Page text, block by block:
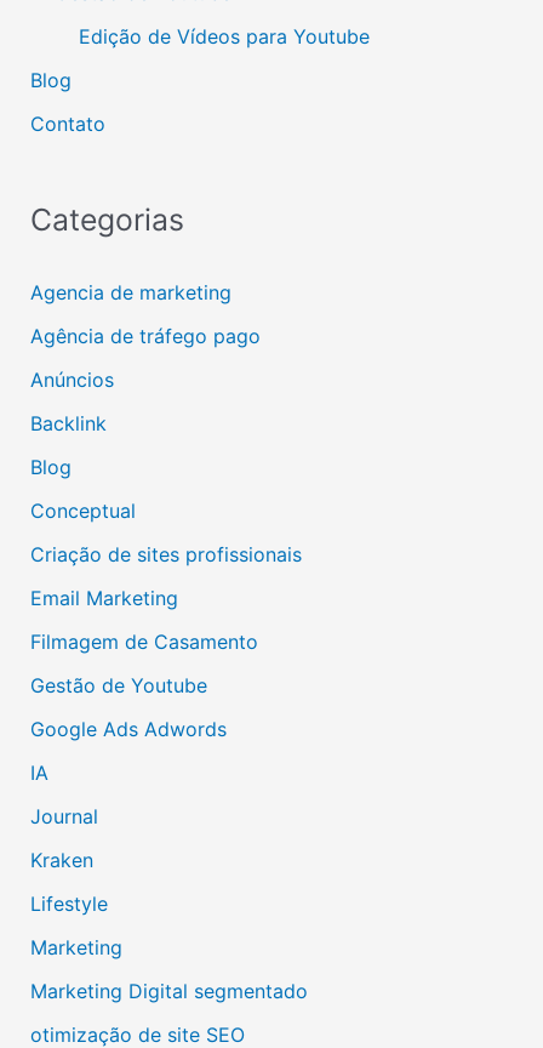
Edição de Vídeos para Youtube
Blog
Contato
Categorias
Agencia de marketing
Agência de tráfego pago
Anúncios
Backlink
Blog
Conceptual
Criação de sites profissionais
Email Marketing
Filmagem de Casamento
Gestão de Youtube
Google Ads Adwords
IA
Journal
Kraken
Lifestyle
Marketing
Marketing Digital segmentado
otimização de site SEO